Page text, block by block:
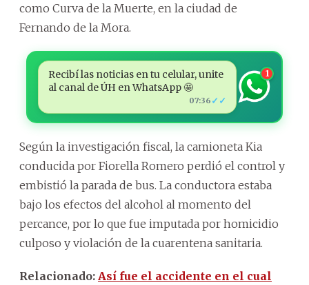
como Curva de la Muerte, en la ciudad de
Fernando de la Mora.
Recibí las noticias en tu celular, unite
al canal de ÚH en WhatsApp 🤩
07:36 ✓✓
1
Según la investigación fiscal, la camioneta Kia
conducida por Fiorella Romero perdió el control y
embistió la parada de bus. La conductora estaba
bajo los efectos del alcohol al momento del
percance, por lo que fue imputada por homicidio
culposo y violación de la cuarentena sanitaria.
Relacionado: Así fue el accidente en el cual